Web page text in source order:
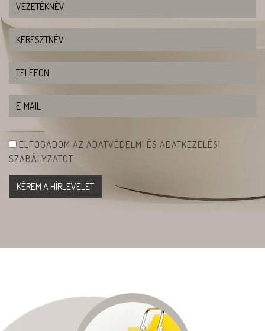
ELFOGADOM AZ ADATVÉDELMI ÉS ADATKEZELÉSI
SZABÁLYZATOT